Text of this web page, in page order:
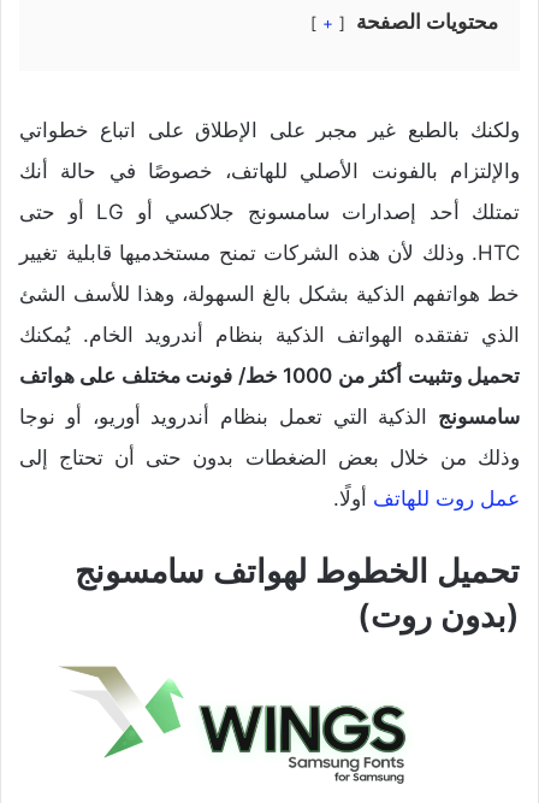
محتويات الصفحة +
ولكنك بالطبع غير مجبر على الإطلاق على اتباع خطواتي
والإلتزام بالفونت الأصلي للهاتف، خصوصًا في حالة أنك
تمتلك أحد إصدارات سامسونج جلاكسي أو LG أو حتى
HTC. وذلك لأن هذه الشركات تمنح مستخدميها قابلية تغيير
خط هواتفهم الذكية بشكل بالغ السهولة، وهذا للأسف الشئ
الذي تفتقده الهواتف الذكية بنظام أندرويد الخام. يُمكنك
تحميل وتثبيت أكثر من 1000 خط/ فونت مختلف على هواتف
سامسونج الذكية التي تعمل بنظام أندرويد أوريو، أو نوجا
وذلك من خلال بعض الضغطات بدون حتى أن تحتاج إلى
عمل روت للهاتف أولًا.
تحميل الخطوط لهواتف سامسونج
(بدون روت)